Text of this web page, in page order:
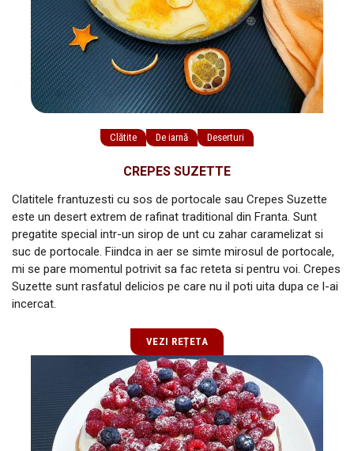
Clătite De iarnă Deserturi
CREPES SUZETTE
Clatitele frantuzesti cu sos de portocale sau Crepes Suzette
este un desert extrem de rafinat traditional din Franta. Sunt
pregatite special intr-un sirop de unt cu zahar caramelizat si
suc de portocale. Fiindca in aer se simte mirosul de portocale,
mi se pare momentul potrivit sa fac reteta si pentru voi. Crepes
Suzette sunt rasfatul delicios pe care nu il poti uita dupa ce l-ai
incercat.
VEZI REȚETA